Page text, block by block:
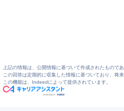
クリーンメンテナンス｜株式会社ユニ
フードサービス事業｜オフィスコーヒ
株式会社ユニマットライフ – 暮らしの
上記の情報は、公開情報に基づいて作成されたもの
この回答は定期的に収集した情報に基づいており、将
この機能は、Indeedによって提供されています。